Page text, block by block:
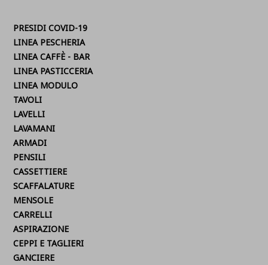
PRESIDI COVID-19
LINEA PESCHERIA
LINEA CAFFÈ - BAR
LINEA PASTICCERIA
LINEA MODULO
TAVOLI
LAVELLI
LAVAMANI
ARMADI
PENSILI
CASSETTIERE
SCAFFALATURE
MENSOLE
CARRELLI
ASPIRAZIONE
CEPPI E TAGLIERI
GANCIERE